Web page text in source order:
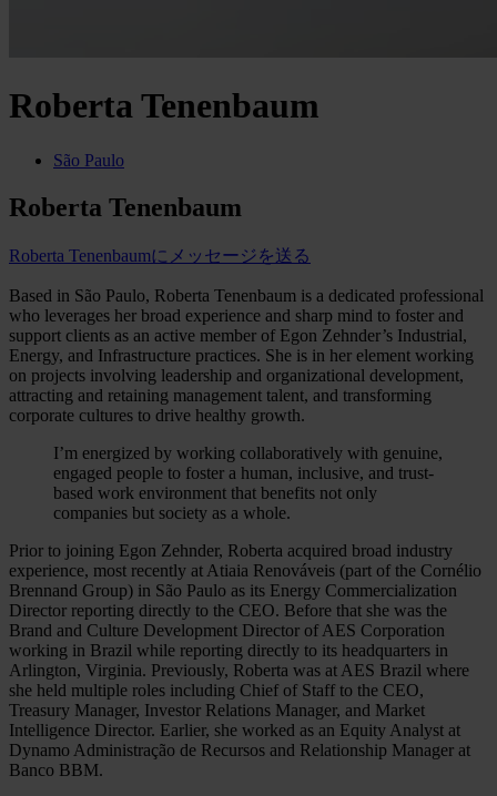
Roberta Tenenbaum
São Paulo
Roberta Tenenbaum
Roberta Tenenbaumにメッセージを送る
Based in São Paulo, Roberta Tenenbaum is a dedicated professional
who leverages her broad experience and sharp mind to foster and
support clients as an active member of Egon Zehnder’s Industrial,
Energy, and Infrastructure practices. She is in her element working
on projects involving leadership and organizational development,
attracting and retaining management talent, and transforming
corporate cultures to drive healthy growth.
I’m energized by working collaboratively with genuine,
engaged people to foster a human, inclusive, and trust-
based work environment that benefits not only
companies but society as a whole.
Prior to joining Egon Zehnder, Roberta acquired broad industry
experience, most recently at Atiaia Renováveis (part of the Cornélio
Brennand Group) in São Paulo as its Energy Commercialization
Director reporting directly to the CEO. Before that she was the
Brand and Culture Development Director of AES Corporation
working in Brazil while reporting directly to its headquarters in
Arlington, Virginia. Previously, Roberta was at AES Brazil where
she held multiple roles including Chief of Staff to the CEO,
Treasury Manager, Investor Relations Manager, and Market
Intelligence Director. Earlier, she worked as an Equity Analyst at
Dynamo Administração de Recursos and Relationship Manager at
Banco BBM.